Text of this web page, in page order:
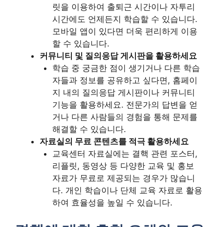
릿을 이용하여 출퇴근 시간이나 자투리
시간에도 언제든지 학습할 수 있습니다.
모바일 앱이 있다면 더욱 편리하게 이용
할 수 있습니다.
커뮤니티 및 질의응답 게시판을 활용하세요
학습 중 궁금한 점이 생기거나 다른 학습
자들과 정보를 공유하고 싶다면, 홈페이
지 내의 질의응답 게시판이나 커뮤니티
기능을 활용하세요. 전문가의 답변을 얻
거나 다른 사람들의 경험을 통해 문제를
해결할 수 있습니다.
자료실의 무료 콘텐츠를 적극 활용하세요
교육센터 자료실에는 결핵 관련 포스터,
리플릿, 동영상 등 다양한 교육 및 홍보
자료가 무료로 제공되는 경우가 많습니
다. 개인 학습이나 단체 교육 자료로 활용
하여 효율성을 높일 수 있습니다.